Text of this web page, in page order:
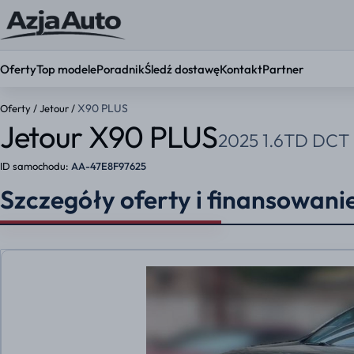
OfertyTop modelePoradnikŚledź dostawęKontaktPartner
KONFIGURATOR
Ustaw
36 mies. 48
Oferty /Jetour /X90 PLUS
Jetour X90 PLUS2025 1.6TD
ID samochodu: AA-47E8F97625
Szczegóły oferty i